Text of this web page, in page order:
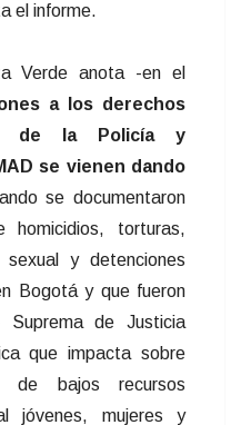
el informe.
Verde anota -en el
a los derechos
de la Policía y
se vienen dando
se documentaron
homicidios, torturas,
y detenciones
Bogotá y que fueron
de Justicia
que impacta sobre
bajos recursos
jóvenes, mujeres y